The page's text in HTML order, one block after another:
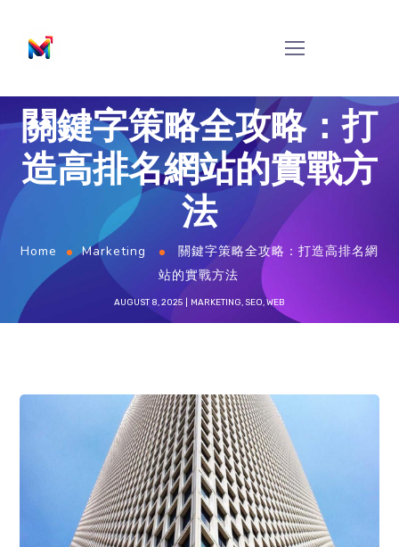
關鍵字策略全攻略：打
造高排名網站的實戰方
法
Home Marketing
關鍵字策略全攻略：打造高排名網
站的實戰方法
AUGUST 8, 2025 MARKETING, SEO,WEB